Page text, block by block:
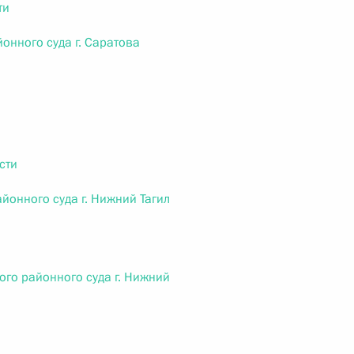
г. № 266-ФЗ
Федерации «О защите прав потребителей»
г. № 247-ФЗ
Российской Федерации об административных
г. № 245-ФЗ
Российской Федерации и Правительством
суда г. Саратова
суда г. Нижний Тагил
районного суда г. Нижний